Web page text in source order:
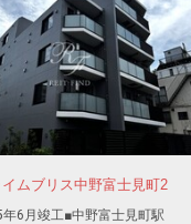
イムブリス中野富士見町2
6月竣工■中野富士見町駅